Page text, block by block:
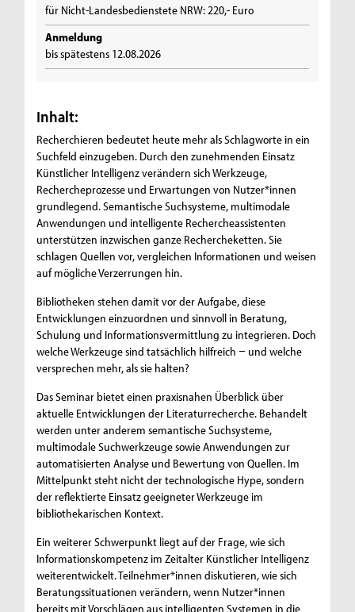
für Nicht-Landesbedienstete NRW: 220,- Euro
Anmeldung
bis spätestens 12.08.2026
Inhalt:
Recherchieren bedeutet heute mehr als Schlagworte in ein
Suchfeld einzugeben. Durch den zunehmenden Einsatz
Künstlicher Intelligenz verändern sich Werkzeuge,
Rechercheprozesse und Erwartungen von Nutzer*innen
grundlegend. Semantische Suchsysteme, multimodale
Anwendungen und intelligente Rechercheassistenten
unterstützen inzwischen ganze Rechercheketten. Sie
schlagen Quellen vor, vergleichen Informationen und weisen
auf mögliche Verzerrungen hin.
Bibliotheken stehen damit vor der Aufgabe, diese
Entwicklungen einzuordnen und sinnvoll in Beratung,
Schulung und Informationsvermittlung zu integrieren. Doch
welche Werkzeuge sind tatsächlich hilfreich − und welche
versprechen mehr, als sie halten?
Das Seminar bietet einen praxisnahen Überblick über
aktuelle Entwicklungen der Literaturrecherche. Behandelt
werden unter anderem semantische Suchsysteme,
multimodale Suchwerkzeuge sowie Anwendungen zur
automatisierten Analyse und Bewertung von Quellen. Im
Mittelpunkt steht nicht der technologische Hype, sondern
der reflektierte Einsatz geeigneter Werkzeuge im
bibliothekarischen Kontext.
Ein weiterer Schwerpunkt liegt auf der Frage, wie sich
Informationskompetenz im Zeitalter Künstlicher Intelligenz
weiterentwickelt. Teilnehmer*innen diskutieren, wie sich
Beratungssituationen verändern, wenn Nutzer*innen
bereits mit Vorschlägen aus intelligenten Systemen in die